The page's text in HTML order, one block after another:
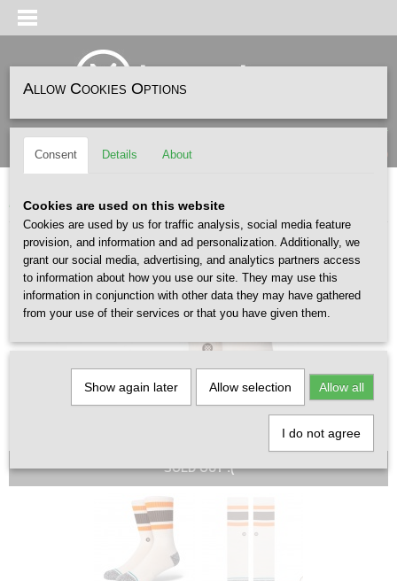
Log in Register SHOPPING CART
(0)
Home>ACCESSOIRES>SOKKEN>Stance Boyd ST Off White
SOLD OUT :(
Allow Cookies Options
Consent Details About
Cookies are used on this website
Cookies are used by us for traffic analysis, social media feature
provision, and information and ad personalization. Additionally, we
grant our social media, advertising, and analytics partners access
to information about how you use our site. They may use this
information in conjunction with other data they may have gathered
from your use of their services or that you have given them.
Show again later Allow selection Allow all
I do not agree